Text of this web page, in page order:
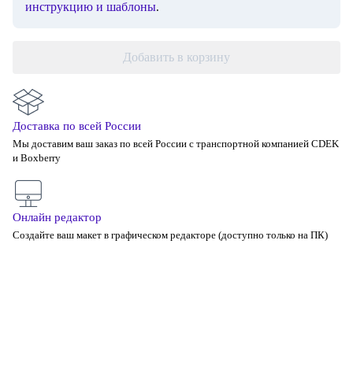
инструкцию и шаблоны.
Добавить в корзину
Доставка по всей России
Мы доставим ваш заказ по всей России с транспортной компанией CDEK
и Boxberry
Онлайн редактор
Создайте ваш макет в графическом редакторе (доступно только на ПК)